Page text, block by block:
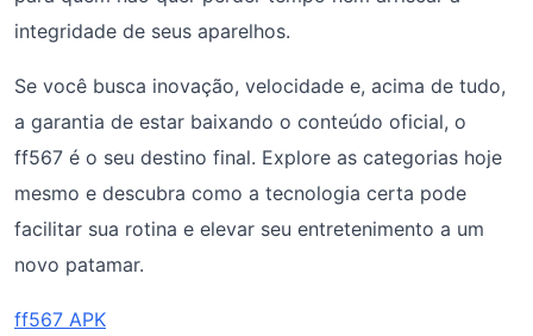
integridade de seus aparelhos.
Se você busca inovação, velocidade e, acima de tudo,
a garantia de estar baixando o conteúdo oficial, o
ff567 é o seu destino final. Explore as categorias hoje
mesmo e descubra como a tecnologia certa pode
facilitar sua rotina e elevar seu entretenimento a um
novo patamar.
ff567 APK